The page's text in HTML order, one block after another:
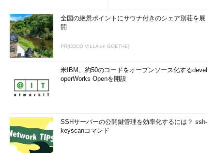
【2025/06/xx】記事の要約を追記しました
【2018/09/19】Visual Studio 2017でのコードの動作検証、図
版の追加、全般的な構成の変更などを行いました。
【2007/11/15】初版公開。
全国の絶景ポイントにサウナ付きのシェア別荘を展
開
PR(COCO VILLA on GOETHE)
米IBM、約50のコードをオープンソース化するdevel
operWorks Openを開設
SSHサーバーの公開鍵管理を効率化するには？ ssh-
keyscanコマンド